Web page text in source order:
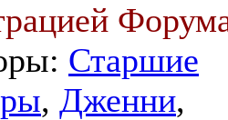
Старшие
, Дженни,